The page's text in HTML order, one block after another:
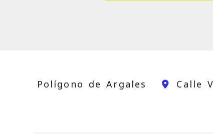
Polígono de Argales Calle